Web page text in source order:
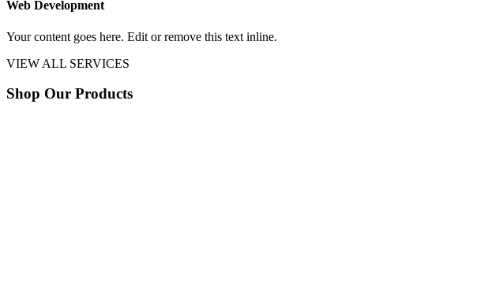
Web Development
Your content goes here. Edit or remove this text inline.
VIEW ALL SERVICES
Shop Our Products